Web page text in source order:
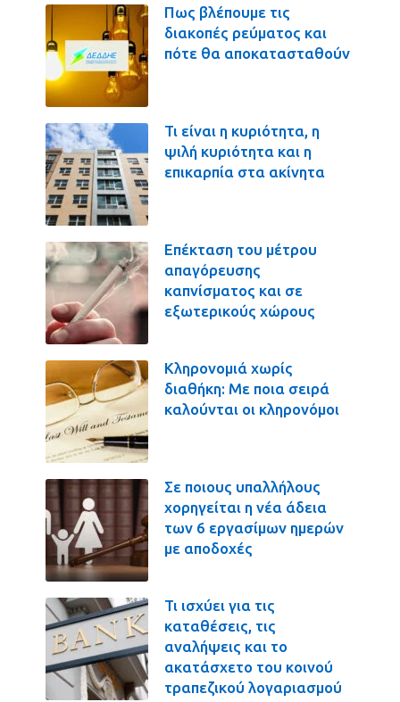
Πως βλέπουμε τις
διακοπές ρεύματος και
πότε θα αποκατασταθούν
Τι είναι η κυριότητα, η
ψιλή κυριότητα και η
επικαρπία στα ακίνητα
Επέκταση του μέτρου
απαγόρευσης
καπνίσματος και σε
εξωτερικούς χώρους
Κληρονομιά χωρίς
διαθήκη: Με ποια σειρά
καλούνται οι κληρονόμοι
Σε ποιους υπαλλήλους
χορηγείται η νέα άδεια
των 6 εργασίμων ημερών
με αποδοχές
Τι ισχύει για τις
καταθέσεις, τις
αναλήψεις και το
ακατάσχετο του κοινού
τραπεζικού λογαριασμού